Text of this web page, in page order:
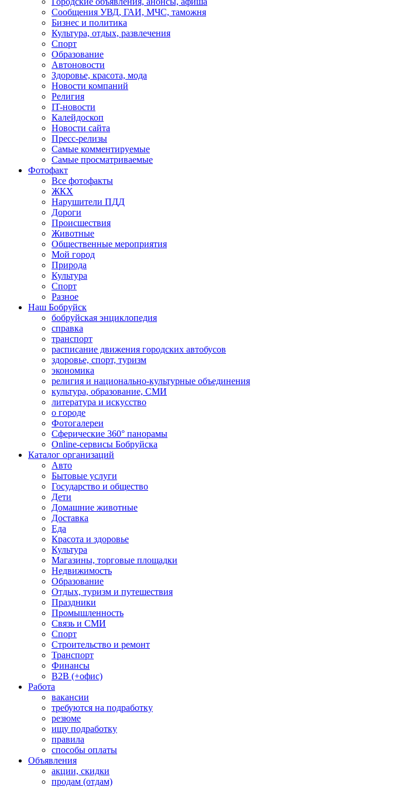
Сообщения УВД, ГАИ, МЧС, таможня
Бизнес и политика
Культура, отдых, развлечения
Спорт
Образование
Автоновости
Здоровье, красота, мода
Новости компаний
Религия
IT-новости
Калейдоскоп
Новости сайта
Пресс-релизы
Самые комментируемые
Самые просматриваемые
Фотофакт
Все фотофакты
ЖКХ
Нарушители ПДД
Дороги
Происшествия
Животные
Общественные мероприятия
Мой город
Природа
Культура
Спорт
Разное
Наш Бобруйск
бобруйская энциклопедия
справка
транспорт
расписание движения городских автобусов
здоровье, спорт, туризм
экономика
религия и национально-культурные объединения
культура, образование, СМИ
литература и искусство
о городе
Фотогалереи
Сферические 360° панорамы
Online-сервисы Бобруйска
Каталог организаций
Авто
Бытовые услуги
Государство и общество
Дети
Домашние животные
Доставка
Еда
Красота и здоровье
Культура
Магазины, торговые площадки
Недвижимость
Образование
Отдых, туризм и путешествия
Праздники
Промышленность
Связь и СМИ
Спорт
Строительство и ремонт
Транспорт
Финансы
B2B (+офис)
Работа
вакансии
требуются на подработку
резюме
ищу подработку
правила
способы оплаты
Объявления
акции, скидки
продам (отдам)